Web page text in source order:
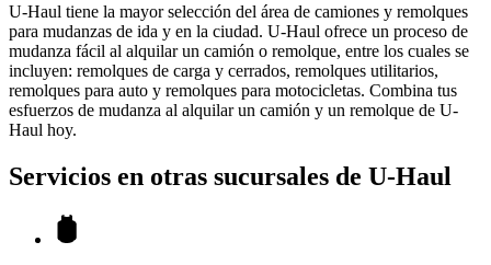
U-Haul tiene la mayor selección del área de camiones y remolques
para mudanzas de ida y en la ciudad. U-Haul ofrece un proceso de
mudanza fácil al alquilar un camión o remolque, entre los cuales se
incluyen: remolques de carga y cerrados, remolques utilitarios,
remolques para auto y remolques para motocicletas. Combina tus
esfuerzos de mudanza al alquilar un camión y un remolque de U-
Haul hoy.
Servicios en otras sucursales de U-Haul